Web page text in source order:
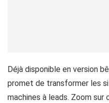
Déjà disponible en version
promet de transformer les
machines à leads. Zoom